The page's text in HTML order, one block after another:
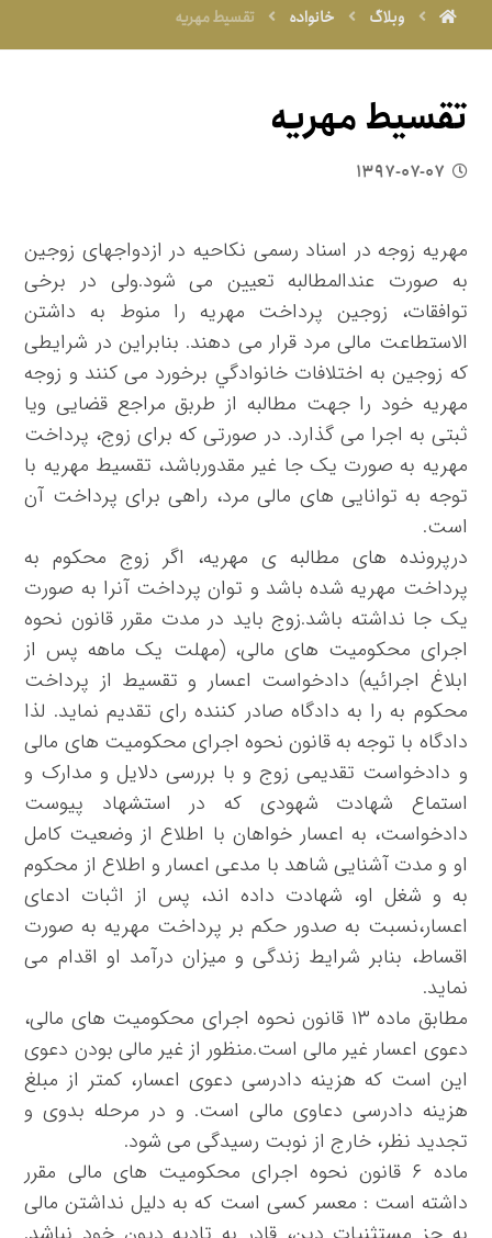
وبلاگ خانواده تقسیط مهریه
تقسیط مهریه
۱۳۹۷-۰۷-۰۷
مهریه زوجه در اسناد رسمی نکاحیه در ازدواجهای زوجین
به صورت عندالمطالبه تعیین می شود.ولی در برخی
توافقات، زوجین پرداخت مهریه را منوط به داشتن
الاستطاعت مالی مرد قرار می دهند. بنابراین در شرایطی
که زوجین به اختلافات خانوادگي برخورد می کنند و زوجه
مهریه خود را جهت مطالبه از طربق مراجع قضایی ویا
ثبتی به اجرا می گذارد. در صورتی که برای زوج، پرداخت
مهریه به صورت یک جا غیر مقدورباشد، تقسیط مهریه با
توجه به توانایی های مالی مرد، راهی برای پرداخت آن
است.
درپرونده های مطالبه ی مهریه، اگر زوج محکوم به
پرداخت مهریه شده باشد و توان پرداخت آنرا به صورت
یک جا نداشته باشد.زوج باید در مدت مقرر قانون نحوه
اجرای محکومیت های مالی، (مهلت یک ماهه پس از
ابلاغ اجرائیه) دادخواست اعسار و تقسیط از پرداخت
محکوم به را به دادگاه صادر کننده رای تقدیم نماید. لذا
دادگاه با توجه به قانون نحوه اجرای محکومیت های مالی
و دادخواست تقدیمی زوج و با بررسی دلایل و مدارک و
استماع شهادت شهودی که در استشهاد پیوست
دادخواست، به اعسار خواهان با اطلاع از وضعیت کامل
او و مدت آشنایی شاهد با مدعی اعسار و اطلاع از محکوم
به و شغل او، شهادت داده اند، پس از اثبات ادعای
اعسار،نسبت به صدور حکم بر پرداخت مهریه به صورت
اقساط، بنابر شرایط زندگی و میزان درآمد او اقدام می
نماید.
مطابق ماده ۱۳ قانون نحوه اجرای محکومیت های مالی،
دعوی اعسار غیر مالی است.منظور از غیر مالی بودن دعوی
این است که هزینه دادرسی دعوی اعسار، کمتر از مبلغ
هزینه دادرسی دعاوی مالی است. و در مرحله بدوی و
تجدید نظر، خارج از نوبت رسیدگی می شود.
ماده ۶ قانون نحوه اجرای محکومیت های مالی مقرر
داشته است : معسر کسی است که به دلیل نداشتن مالی